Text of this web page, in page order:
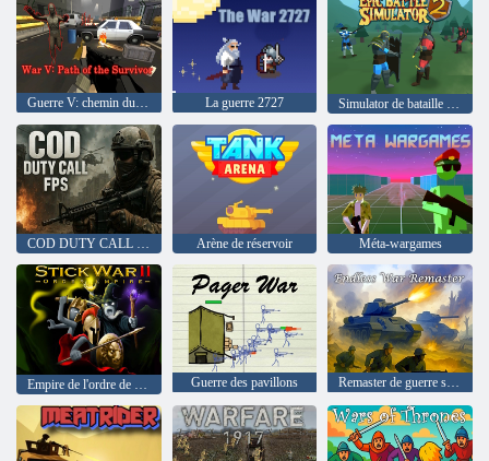
Guerre V: chemin du survivant La guerre 2727 Simulator de bataille épique 2
COD DUTY CALL FPS Arène de réservoir Méta-wargames
Guerre des pavillons Remaster de guerre sans fin